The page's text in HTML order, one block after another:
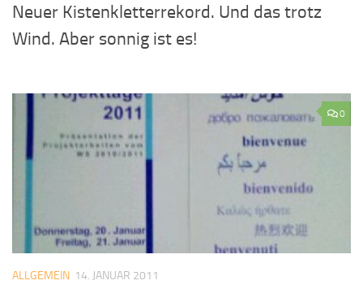
Neuer Kistenkletterrekord. Und das trotz
Wind. Aber sonnig ist es!
0
ALLGEMEIN 14. JANUAR 2011